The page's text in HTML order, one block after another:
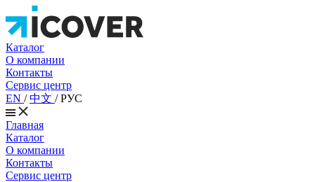
Каталог
О компании
Контакты
Сервис центр
EN /中文 /РУС
Главная
Каталог
О компании
Контакты
Сервис центр